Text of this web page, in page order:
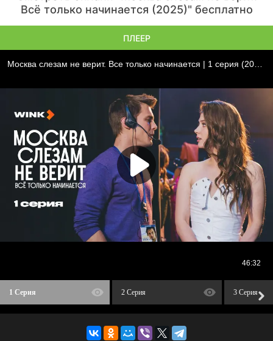
Всё только начинается (2025)" бесплатно
ПЛЕЕР
1 Серия 2 Серия 3 Серия